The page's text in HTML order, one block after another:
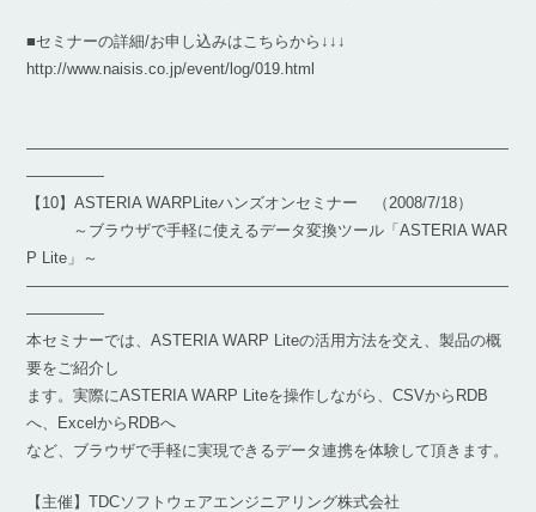
■セミナーの詳細/お申し込みはこちらから↓↓↓
http://www.naisis.co.jp/event/log/019.html
―――――――――――――――――――――――――――――――
―――――
【10】ASTERIA WARPLiteハンズオンセミナー （2008/7/18）
～ブラウザで手軽に使えるデータ変換ツール「ASTERIA WAR
P Lite」～
―――――――――――――――――――――――――――――――
―――――
本セミナーでは、ASTERIA WARP Liteの活用方法を交え、製品の概
要をご紹介し
ます。実際にASTERIA WARP Liteを操作しながら、CSVからRDB
へ、ExcelからRDBへ
など、ブラウザで手軽に実現できるデータ連携を体験して頂きます。
【主催】TDCソフトウェアエンジニアリング株式会社